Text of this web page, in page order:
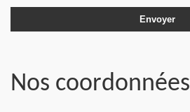
Nos coordonnées